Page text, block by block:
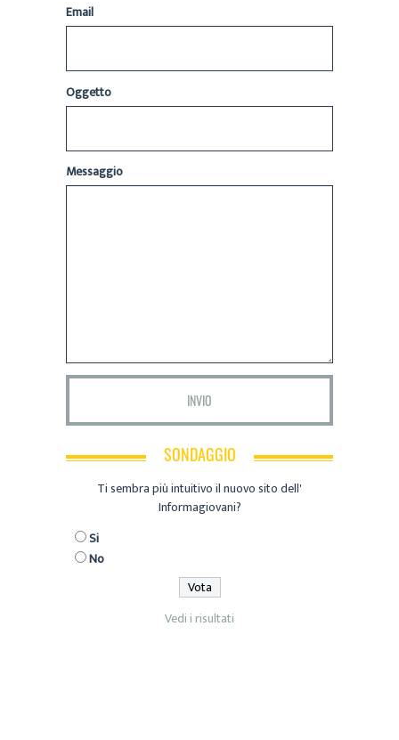
Email
Oggetto
Messaggio
SONDAGGIO
Ti sembra più intuitivo il nuovo sito dell'
Informagiovani?
Si
No
Vedi i risultati